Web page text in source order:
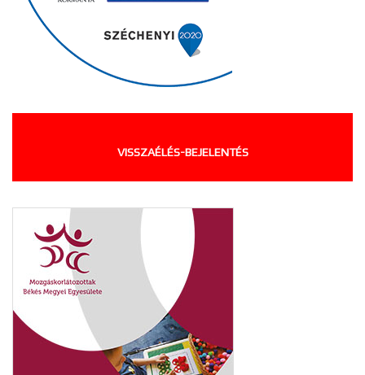
VISSZAÉLÉS-BEJELENTÉS